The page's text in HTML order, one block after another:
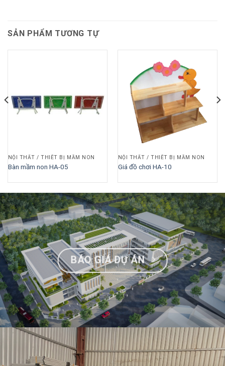
SẢN PHẨM TƯƠNG TỰ
NỘI THẤT / THIẾT BỊ MẦM NON
Bàn mầm non HA-05
NỘI THẤT / THIẾT BỊ MẦM NON
Giá đồ chơi HA-10
BÁO GIÁ DỰ ÁN